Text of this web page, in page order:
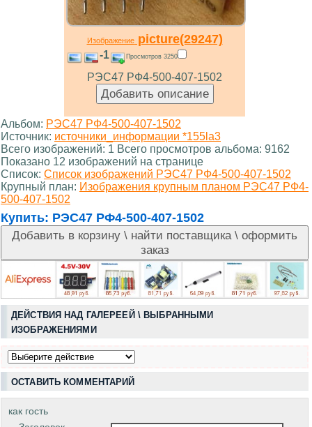
Изображениеpicture(29247)
-1 Просмотров 3250
РЭС47 РФ4-500-407-1502
Альбом: РЭС47 РФ4-500-407-1502
Источник: источники_информации *155la3
Всего изображений: 1 Всего просмотров альбома: 9162
Показано 12 изображений на странице
Список: Список изображений РЭС47 РФ4-500-407-1502
Крупный план: Изображения крупным планом РЭС47 РФ4-
500-407-1502
Купить: РЭС47 РФ4-500-407-1502
ДЕЙСТВИЯ НАД ГАЛЕРЕЕЙ \ ВЫБРАННЫМИ
ИЗОБРАЖЕНИЯМИ
ОСТАВИТЬ КОММЕНТАРИЙ
как гость